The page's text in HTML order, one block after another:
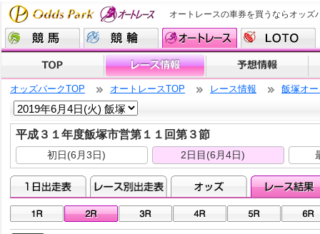
オートレースの車券を買うならオッズ
オッズパークTOP オートレースTOP レース情報 飯塚オ
平成３１年度飯塚市営第１１回第３節
初日(6月3日) 2日目(6月4日)